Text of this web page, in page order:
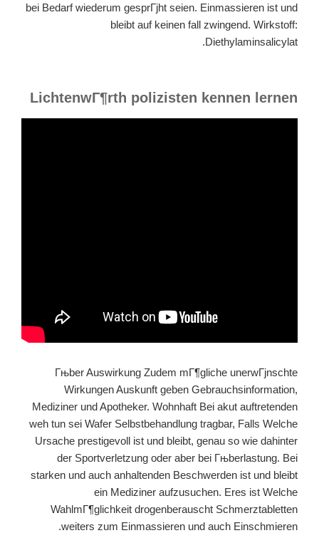
bei Bedarf wiederum gesprГјht seien. Einmassieren ist und
bleibt auf keinen fall zwingend. Wirkstoff:
Diethylaminsalicylat.
LichtenwГ¶rth polizisten kennen lernen
Гњber Auswirkung Zudem mГ¶gliche unerwГјnschte
Wirkungen Auskunft geben Gebrauchsinformation,
Mediziner und Apotheker. Wohnhaft Bei akut auftretenden
weh tun sei Wafer Selbstbehandlung tragbar, Falls Welche
Ursache prestigevoll ist und bleibt, genau so wie dahinter
der Sportverletzung oder aber bei Гњberlastung. Bei
starken und auch anhaltenden Beschwerden ist und bleibt
ein Mediziner aufzusuchen. Eres ist Welche
WahlmГ¶glichkeit drogenberauscht Schmerztabletten
weiters zum Einmassieren und auch Einschmieren.